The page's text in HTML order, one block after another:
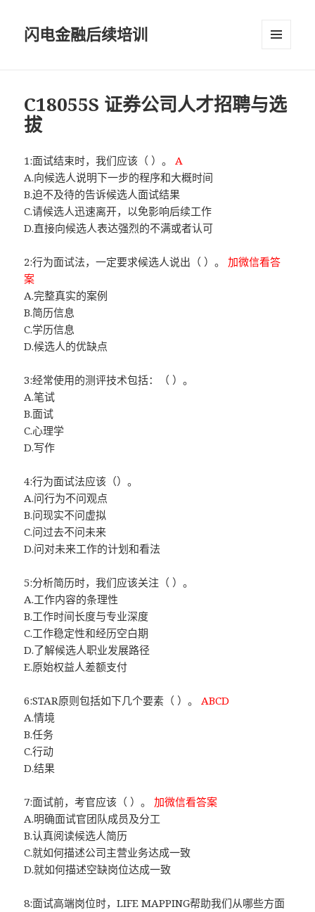
闪电金融后续培训
C18055S 证券公司人才招聘与选
拔
1:面试结束时，我们应该（ ）。A
A.向候选人说明下一步的程序和大概时间
B.迫不及待的告诉候选人面试结果
C.请候选人迅速离开，以免影响后续工作
D.直接向候选人表达强烈的不满或者认可
2:行为面试法，一定要求候选人说出（ ）。加微信看答
案
A.完整真实的案例
B.简历信息
C.学历信息
D.候选人的优缺点
3:经常使用的测评技术包括：（ ）。
A.笔试
B.面试
C.心理学
D.写作
4:行为面试法应该（）。
A.问行为不问观点
B.问现实不问虚拟
C.问过去不问未来
D.问对未来工作的计划和看法
5:分析简历时，我们应该关注（ ）。
A.工作内容的条理性
B.工作时间长度与专业深度
C.工作稳定性和经历空白期
D.了解候选人职业发展路径
E.原始权益人差额支付
6:STAR原则包括如下几个要素（ ）。ABCD
A.情境
B.任务
C.行动
D.结果
7:面试前，考官应该（ ）。加微信看答案
A.明确面试官团队成员及分工
B.认真阅读候选人简历
C.就如何描述公司主营业务达成一致
D.就如何描述空缺岗位达成一致
8:面试高端岗位时，LIFE MAPPING帮助我们从哪些方面